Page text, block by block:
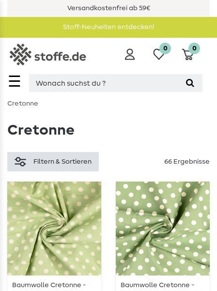
Versandkostenfrei ab 59€
Stoff-Neuheiten entdecken!
☰
0 0
Cretonne
Cretonne
Filtern & Sortieren 66 Ergebnisse
Baumwolle Cretonne -
Baumwolle Cretonne -